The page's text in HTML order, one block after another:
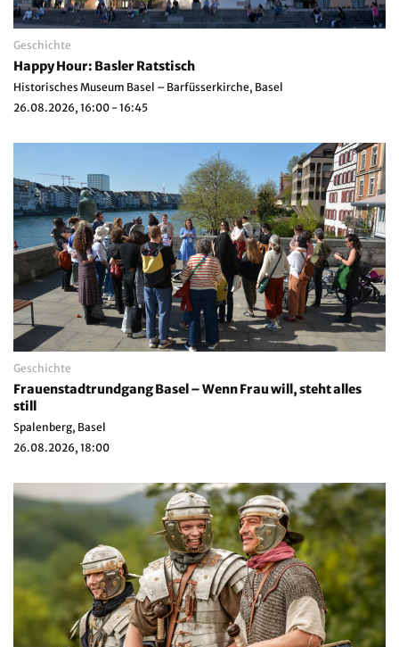
Geschichte
Happy Hour: Basler Ratstisch
Historisches Museum Basel – Barfüsserkirche, Basel
26.08.2026, 16:00 - 16:45
Geschichte
Frauenstadtrundgang Basel – Wenn Frau will, steht alles
still
Spalenberg, Basel
26.08.2026, 18:00